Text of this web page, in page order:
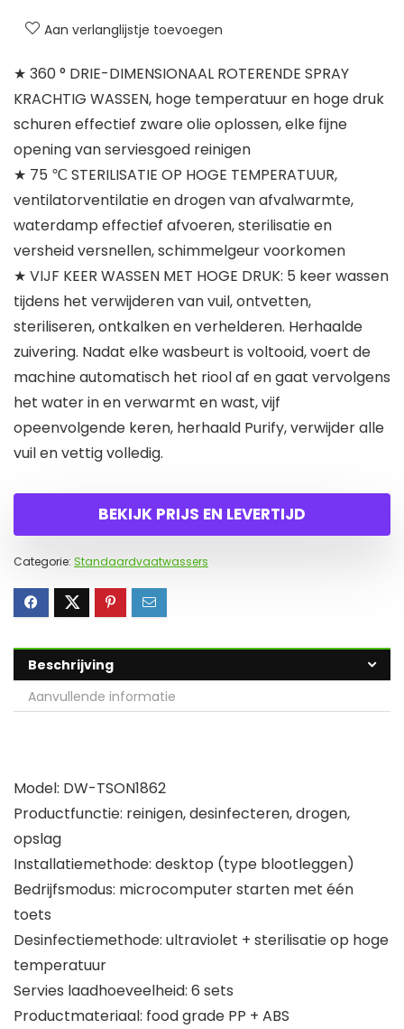
Aan verlanglijstje toevoegen
★ 360 ° DRIE-DIMENSIONAAL ROTERENDE SPRAY
KRACHTIG WASSEN, hoge temperatuur en hoge druk
schuren effectief zware olie oplossen, elke fijne
opening van serviesgoed reinigen
★ 75 ℃ STERILISATIE OP HOGE TEMPERATUUR,
ventilatorventilatie en drogen van afvalwarmte,
waterdamp effectief afvoeren, sterilisatie en
versheid versnellen, schimmelgeur voorkomen
★ VIJF KEER WASSEN MET HOGE DRUK: 5 keer wassen
tijdens het verwijderen van vuil, ontvetten,
steriliseren, ontkalken en verhelderen. Herhaalde
zuivering. Nadat elke wasbeurt is voltooid, voert de
machine automatisch het riool af en gaat vervolgens
het water in en verwarmt en wast, vijf
opeenvolgende keren, herhaald Purify, verwijder alle
vuil en vettig volledig.
BEKIJK PRIJS EN LEVERTIJD
Categorie: Standaardvaatwassers
Beschrijving
Aanvullende informatie
Model: DW-TSON1862
Productfunctie: reinigen, desinfecteren, drogen,
opslag
Installatiemethode: desktop (type blootleggen)
Bedrijfsmodus: microcomputer starten met één
toets
Desinfectiemethode: ultraviolet + sterilisatie op hoge
temperatuur
Servies laadhoeveelheid: 6 sets
Productmateriaal: food grade PP + ABS